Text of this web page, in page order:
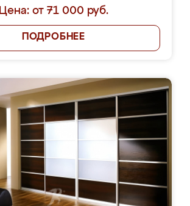
Цена: от 71 000 руб.
ПОДРОБНЕЕ